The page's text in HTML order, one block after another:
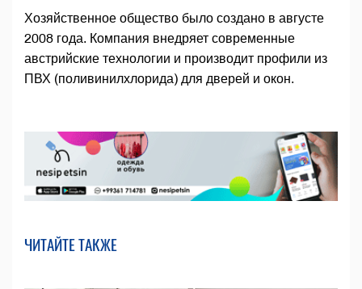
Хозяйственное общество было создано в августе
2008 года. Компания внедряет современные
австрийские технологии и производит профили из
ПВХ (поливинилхлорида) для дверей и окон.
ЧИТАЙТЕ ТАКЖЕ